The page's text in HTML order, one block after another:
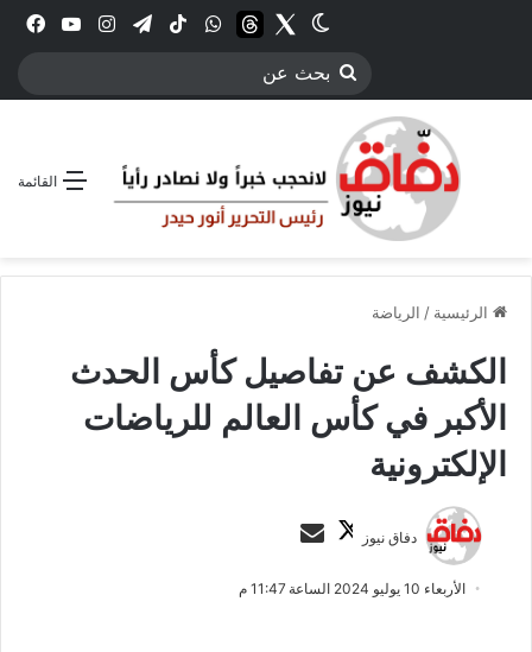
انستقرامتيلقرام‫TikTokواتسابthreadsTwitter
الوضع المظلم
بحث
القائمة
الرئيسية / الرياضة
الكشف عن تفاصيل كأس الحدث
الأكبر في كأس العالم للرياضات
الإلكترونية
دفاق نيوز
ت
ب
س
الأربعاء 10 يوليو 2024 الساعة 11:47 م